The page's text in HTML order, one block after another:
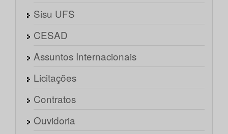
Sisu UFS
CESAD
Assuntos Internacionais
Licitações
Contratos
Ouvidoria